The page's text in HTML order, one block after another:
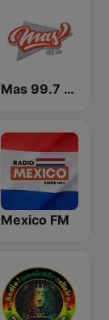
Mas 99.7 FM
Mexico FM